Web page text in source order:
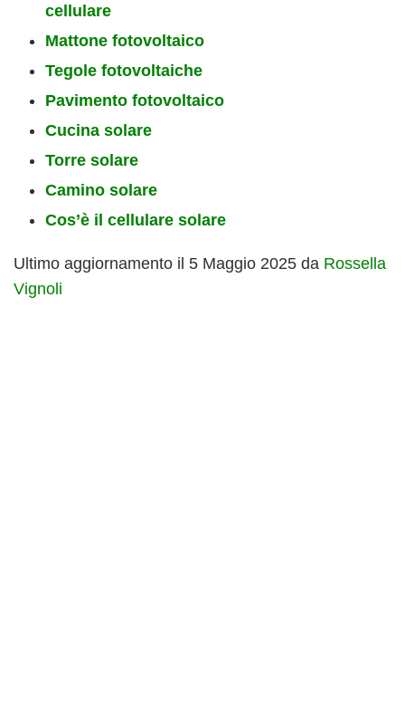
cellulare
Mattone fotovoltaico
Tegole fotovoltaiche
Pavimento fotovoltaico
Cucina solare
Torre solare
Camino solare
Cos’è il cellulare solare
Ultimo aggiornamento il 5 Maggio 2025 da Rossella
Vignoli